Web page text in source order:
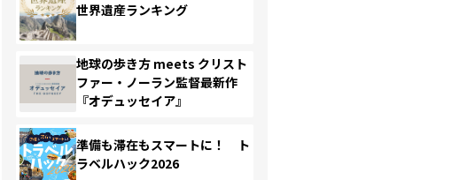
世界遺産ランキング
地球の歩き方 meets クリスト
ファー・ノーラン監督最新作
『オデュッセイア』
準備も滞在もスマートに！ ト
ラベルハック2026